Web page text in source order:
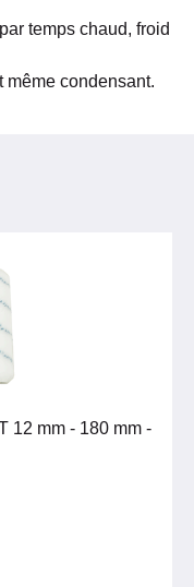
temps chaud, froid
même condensant.
12 mm - 180 mm -